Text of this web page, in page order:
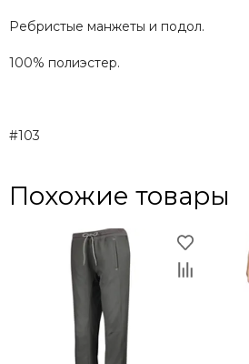
Ребристые манжеты и подол.
100% полиэстер.
#103
Похожие товары